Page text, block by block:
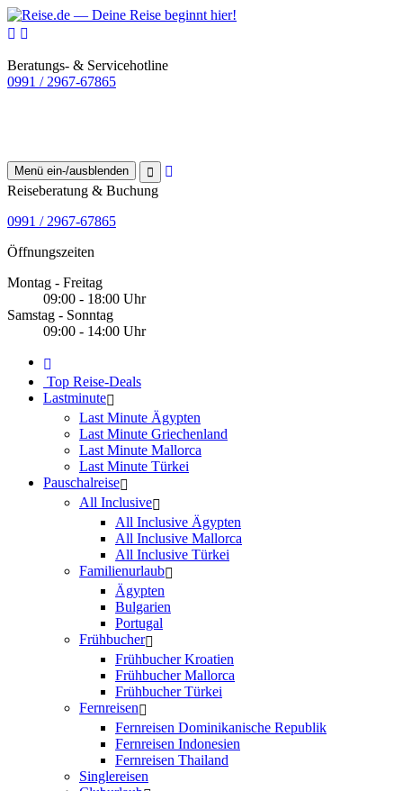
Beratungs- & Servicehotline
0991 / 2967-67865
Menü ein-/ausblenden
Reiseberatung & Buchung
0991 / 2967-67865
Öffnungszeiten
Montag - Freitag
09:00 - 18:00 Uhr
Samstag - Sonntag
09:00 - 14:00 Uhr
Top Reise-Deals
Lastminute
Last Minute Ägypten
Last Minute Griechenland
Last Minute Mallorca
Last Minute Türkei
Pauschalreise
All Inclusive
All Inclusive Ägypten
All Inclusive Mallorca
All Inclusive Türkei
Familienurlaub
Ägypten
Bulgarien
Portugal
Frühbucher
Frühbucher Kroatien
Frühbucher Mallorca
Frühbucher Türkei
Fernreisen
Fernreisen Dominikanische Republik
Fernreisen Indonesien
Fernreisen Thailand
Singlereisen